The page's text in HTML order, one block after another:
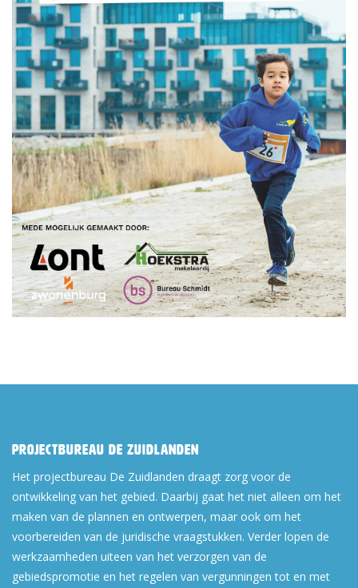
Projectbureau De Zuidlanden
Het projectbureau De Zuidlanden draagt zorg voor de
ontwikkeling van het gebied. Daarbij gaat het niet alleen om het
maken van de plannen en ontwerpen, maar ook om het
voorbereiden van de juridische vraagstukken. Verder lopen de
werkzaamheden uiteen van het verzorgen van de
gebiedspromotie en het regelen van vergunningen tot en met